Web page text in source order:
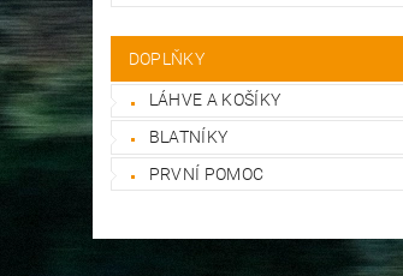
DOPLŇKY
LÁHVE A KOŠÍKY
BLATNÍKY
PRVNÍ POMOC